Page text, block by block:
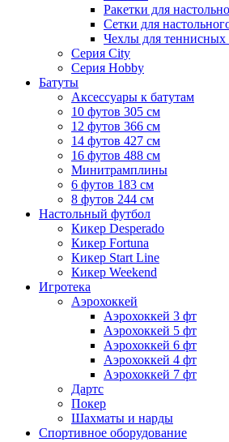
Ракетки для
Сетки для
Чехлы для теннисных
Серия City
Серия Hobby
Батуты
Аксессуары к батутам
10 футов 305 см
12 футов 366 см
14 футов 427 см
16 футов 488 см
Минитрамплины
6 футов 183 см
8 футов 244 см
Настольный футбол
Кикер Desperado
Кикер Fortuna
Кикер Start Line
Кикер Weekend
Игротека
Аэрохоккей
Аэрохоккей 3 фт
Аэрохоккей 5 фт
Аэрохоккей 6 фт
Аэрохоккей 4 фт
Аэрохоккей 7 фт
Дартс
Покер
Шахматы и нарды
Спортивное оборудование